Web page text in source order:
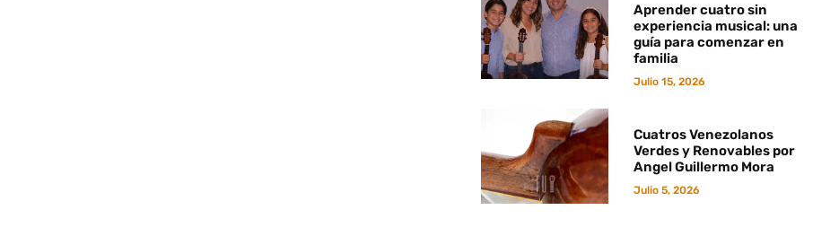
Aprender cuatro sin
experiencia musical: una
guía para comenzar en
familia
Julio 15, 2026
Cuatros Venezolanos
Verdes y Renovables por
Angel Guillermo Mora
Julio 5, 2026